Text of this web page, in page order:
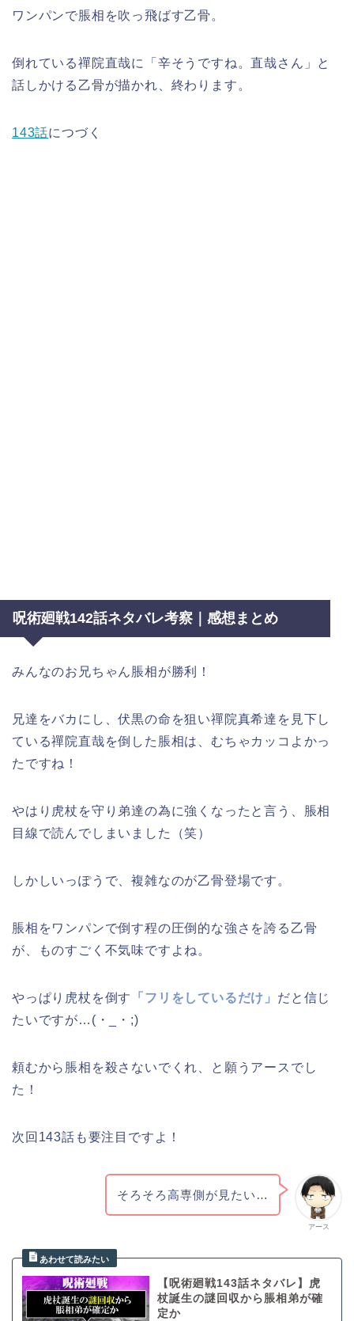
ワンパンで脹相を吹っ飛ばす乙骨。
倒れている禪院直哉に「辛そうですね。直哉さん」と
話しかける乙骨が描かれ、終わります。
143話につづく
呪術廻戦142話ネタバレ考察｜感想まとめ
みんなのお兄ちゃん脹相が勝利！
兄達をバカにし、伏黒の命を狙い禪院真希達を見下し
ている禪院直哉を倒した脹相は、むちゃカッコよかっ
たですね！
やはり虎杖を守り弟達の為に強くなったと言う、脹相
目線で読んでしまいました（笑）
しかしいっぽうで、複雑なのが乙骨登場です。
脹相をワンパンで倒す程の圧倒的な強さを誇る乙骨
が、ものすごく不気味ですよね。
やっぱり虎杖を倒す 「フリをしているだけ」 だと信じ
たいですが…(・_・;)
頼むから脹相を殺さないでくれ、と願うアースでし
た！
次回143話も要注目ですよ！
アース
そろそろ高専側が見たい…
【呪術廻戦143話ネタバレ】虎
杖誕生の謎回収から脹相弟が確
定か